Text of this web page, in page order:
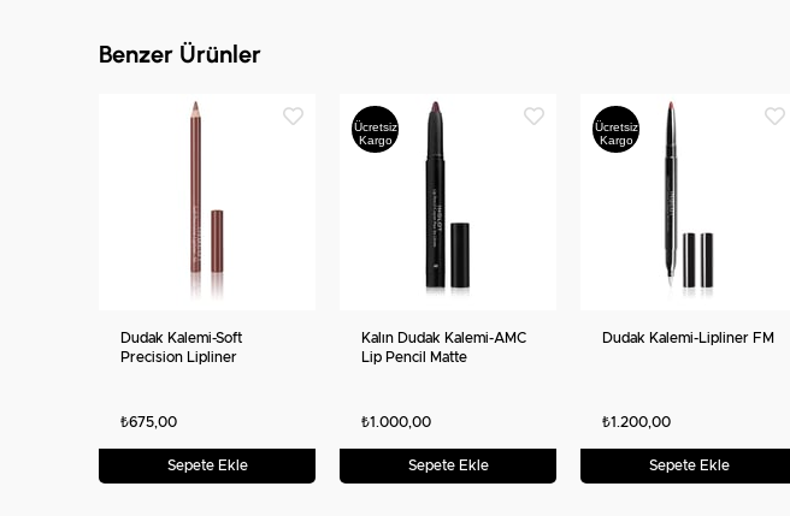
Benzer Ürünler
Dudak Kalemi-Soft
Precision Lipliner
₺675,00
Sepete Ekle
Ücretsiz
Kargo
Kalın Dudak Kalemi-AMC
Lip Pencil Matte
₺1.000,00
Sepete Ekle
Ücretsiz
Kargo
Dudak Kalemi-Lipliner FM
₺1.200,00
Sepete Ekle